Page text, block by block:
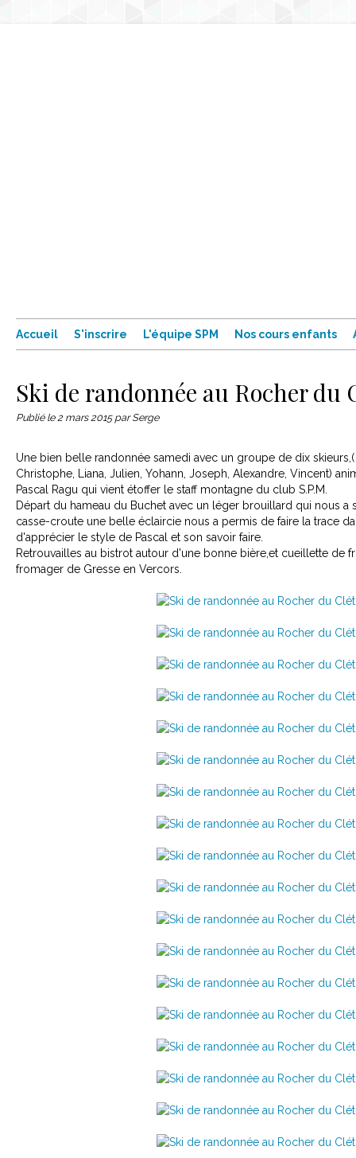
Accueil S'inscrire L'équipe SPM Nos cours enfants
Ski de randonnée au Rocher du
Publié le2 mars 2015 par Serge
Une bien belle randonnée samedi avec un groupe de dix skieurs,(
Christophe, Liana, Julien, Yohann, Joseph, Alexandre, Vincent)
Pascal Ragu qui vient étoffer le staff montagne du club S.P.M.
Départ du hameau du Buchet avec un léger brouillard qui nous a
casse-croute une belle éclaircie nous a permis de faire la trace
d'apprécier le style de Pascal et son savoir faire.
Retrouvailles au bistrot autour d'une bonne bière,et cueillette de
fromager de Gresse en Vercors.